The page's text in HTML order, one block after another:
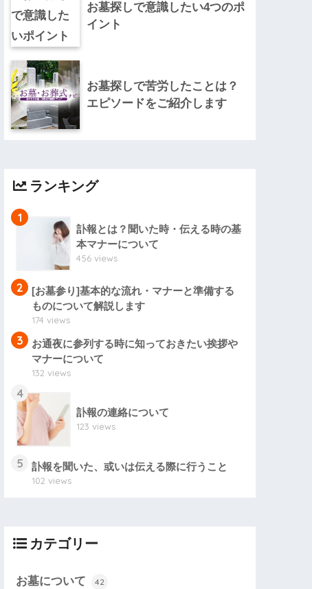
お墓探しで意識したい4つのポ
イント
お墓探しで苦労したことは？
エピソードをご紹介します
ランキング
1
訃報とは？聞いた時・伝える時の基
本マナーについて
456 views
2
[お墓参り]基本的な流れ・マナーと準備する
ものについて解説します
174 views
3
お通夜に参列する時に知っておきたい挨拶や
マナーについて
132 views
4
訃報の連絡について
123 views
5 訃報を聞いた、或いは伝える際に行うこと
102 views
カテゴリー
お墓について 42